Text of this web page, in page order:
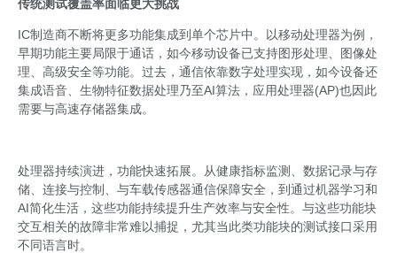
传统测试覆盖率面临更大挑战
IC制造商不断将更多功能集成到单个芯片中。以移动处理器为例，
早期功能主要局限于通话，如今移动设备已支持图形处理、图像处
理、高级安全等功能。过去，通信依靠数字处理实现，如今设备还
集成语音、生物特征数据处理乃至AI算法，应用处理器(AP)也因此
需要与高速存储器集成。
处理器持续演进，功能快速拓展。从健康指标监测、数据记录与存
储、连接与控制、与车载传感器通信保障安全，到通过机器学习和
AI简化生活，这些功能持续提升生产效率与安全性。与这些功能块
交互相关的故障非常难以捕捉，尤其当此类功能块的测试接口采用
不同语言时。